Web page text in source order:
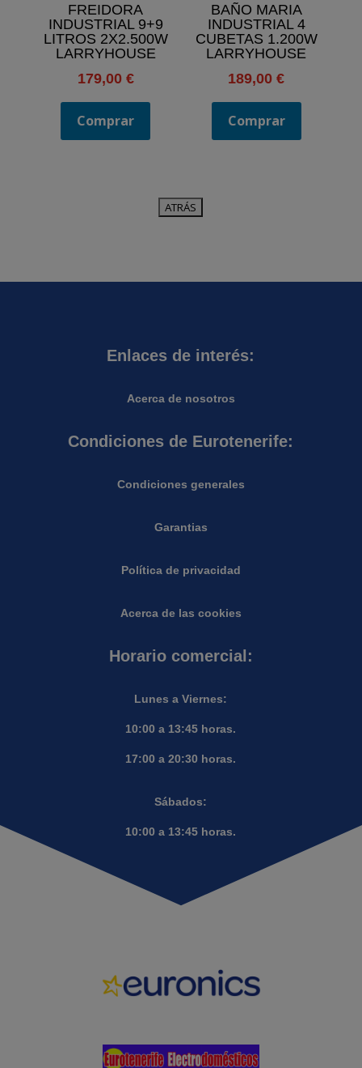
FREIDORA
INDUSTRIAL 9+9
LITROS 2X2.500W
LARRYHOUSE
179,00 €
Comprar
BAÑO MARIA
INDUSTRIAL 4
CUBETAS 1.200W
LARRYHOUSE
189,00€
Comprar
Enlaces de interés:
Acerca de nosotros
Condiciones de Eurotenerife:
Condiciones generales
Garantias
Política de privacidad
Acerca de las cookies
Horario comercial:
Lunes a Viernes:
10:00 a 13:45 horas.
17:00 a 20:30 horas.
Sábados:
10:00 a 13:45 horas.